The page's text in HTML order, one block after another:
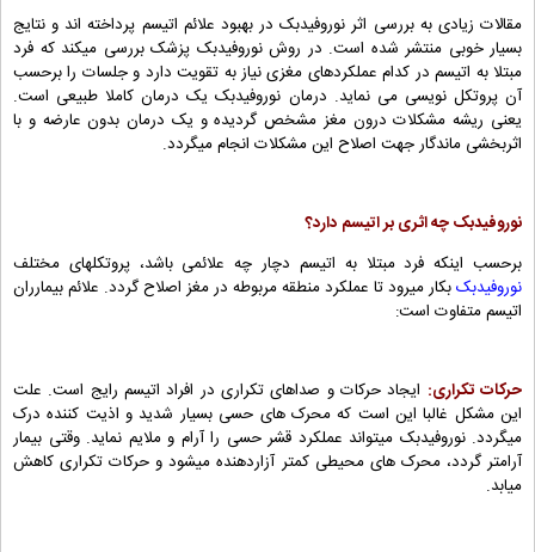
مقالات زیادی به بررسی اثر نوروفیدبک در بهبود علائم اتیسم پرداخته اند و نتایج
بسیار خوبی منتشر شده است. در روش نوروفیدبک پزشک بررسی میکند که فرد
مبتلا به اتیسم در کدام عملکردهای مغزی نیاز به تقویت دارد و جلسات را برحسب
آن پروتکل نویسی می نماید. درمان نوروفیدبک یک درمان کاملا طبیعی است.
یعنی ریشه مشکلات درون مغز مشخص گردیده و یک درمان بدون عارضه و با
اثربخشی ماندگار جهت اصلاح این مشکلات انجام میگردد.
نوروفیدبک چه اثری بر اتیسم دارد؟
برحسب اینکه فرد مبتلا به اتیسم دچار چه علائمی باشد، پروتکلهای مختلف
نوروفیدبکبکار میرود تا عملکرد منطقه مربوطه در مغز اصلاح گردد. علائم بیمارران
اتیسم متفاوت است:
حرکات تکراری: ایجاد حرکات و صداهای تکراری در افراد اتیسم رایج است. علت
این مشکل غالبا این است که محرک های حسی بسیار شدید و اذیت کننده درک
میگردد. نوروفیدبک میتواند عملکرد قشر حسی را آرام و ملایم نماید. وقتی بیمار
آرامتر گردد، محرک های محیطی کمتر آزاردهنده میشود و حرکات تکراری کاهش
میابد.